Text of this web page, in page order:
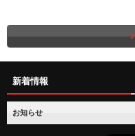
新着情報
お知らせ